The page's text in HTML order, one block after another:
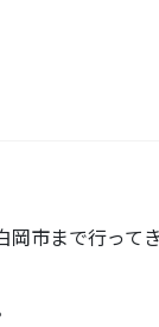
市まで行ってき